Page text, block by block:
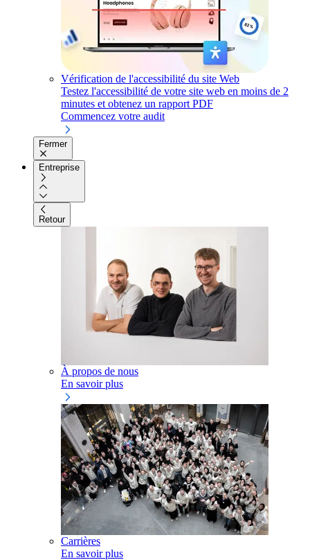
Vérification de l'accessibilité du site Web
Testez l'accessibilité de votre site web en moins de 2
minutes et obtenez un rapport PDF
Commencez votre audit
Fermer
Entreprise
Retour
À propos de nous
En savoir plus
Carrières
En savoir plus